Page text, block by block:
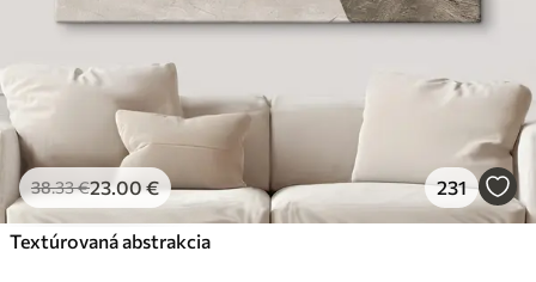
38.33€23.00€ 231
Textúrovaná abstrakcia